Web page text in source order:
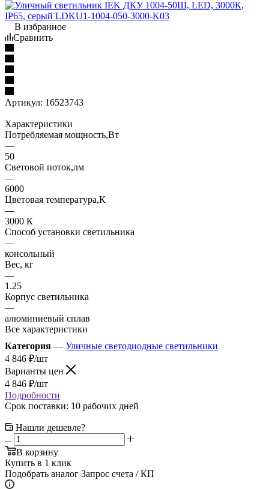
В избранное
Сравнить
Артикул: 16523743
Характеристики
Потребляемая мощность,Вт
—
50
Световой поток,лм
—
6000
Цветовая температура,К
—
3000 К
Способ установки светильника
—
консольный
Вес, кг
—
1.25
Корпус светильника
—
алюминиевый сплав
Все характеристики
Категория — Уличные светодиодные светильники
4 846 ₽/шт
Варианты цен
4 846 ₽/шт
Подробности
Срок поставки: 10 рабочих дней
Нашли дешевле?
В корзину
Купить в 1 клик
Подобрать аналог Запрос счета / КП